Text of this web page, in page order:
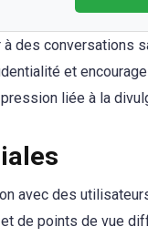
des conversations
et
liée à la
avec des
de points de vue